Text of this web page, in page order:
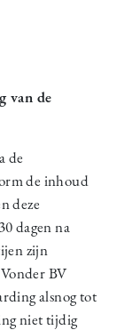
van de
de
de inhoud
deze
dagen na
zijn
BV
alsnog tot
niet tijdig